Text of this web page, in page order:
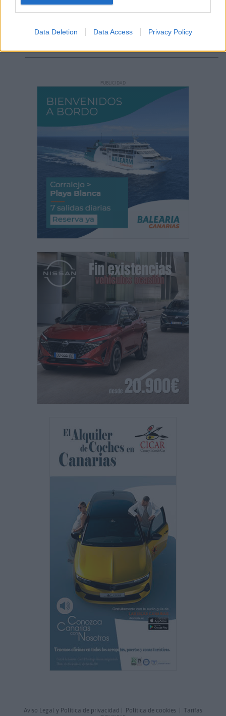
Data Deletion Data Access Privacy Policy
Un vuelo a Fuerteventura se desvía por
PUBLICIDAD
Aviso Legal y Política de privacidad | Política de cookies | Tarifas